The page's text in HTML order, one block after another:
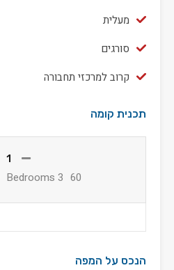
מעלית
סורגים
קרוב למרכזי תחבורה
תכנית קומה
1
60
3 Bedrooms
הנכס על המפה